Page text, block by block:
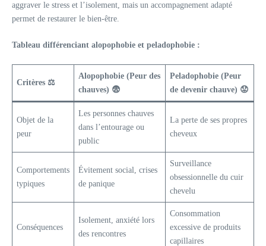
aggraver le stress et l’isolement, mais un accompagnement adapté
permet de restaurer le bien-être.
Tableau différenciant alopophobie et peladophobie :
Critères ⚖️
Alopophobie (Peur des
chauves) 😨
Peladophobie (Peur
de devenir chauve) 😟
Objet de la
peur
Les personnes chauves
dans l’entourage ou
public
La perte de ses propres
cheveux
Comportements
typiques
Évitement social, crises
de panique
Surveillance
obsessionnelle du cuir
chevelu
Conséquences
Isolement, anxiété lors
des rencontres
Consommation
excessive de produits
capillaires